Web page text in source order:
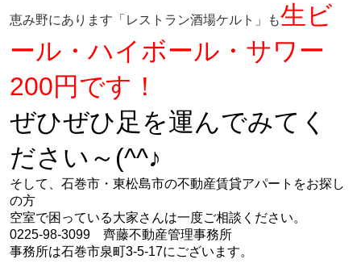
恵み野にあります「レストラン酒場ケルト」も生ビ
ール・ハイボール・サワー
200円です！
ぜひぜひ足を運んでみてく
ださい～(^^♪
そして、石巻市・東松島市の不動産賃貸アパートをお探し
の方
空室で困っている大家さんは一度ご相談ください。
0225-98-3099 齊藤不動産管理事務所
事務所は石巻市泉町3-5-17にございます。